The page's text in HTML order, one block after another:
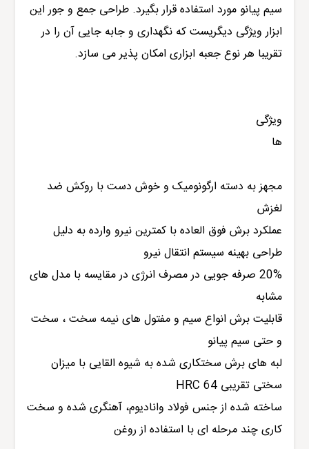
سیم پیانو مورد استفاده قرار بگیرد. طراحی جمع و جور این
ابزار ویژگی دیگریست که نگهداری و جابه جایی آن را در
تقریبا هر نوع جعبه ابزاری امکان پذیر می سازد.
ویژگی
ها
مجهز به دسته ارگونومیک و خوش دست با روکش ضد
لغزش
عملکرد برش فوق العاده با کمترین نیرو وارده به دلیل
طراحی بهینه سیستم انتقال نیرو
20% صرفه جویی در مصرف انرژی در مقایسه با مدل های
مشابه
قابلیت برش انواع سیم و مفتول های نیمه سخت ، سخت
و حتی سیم پیانو
لبه های برش سختکاری شده به شیوه القایی با میزان
سختی تقریبی HRC 64
ساخته شده از جنس فولاد وانادیوم، آهنگری شده و سخت
کاری چند مرحله ای با استفاده از روغن